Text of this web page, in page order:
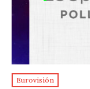
Eurovisión